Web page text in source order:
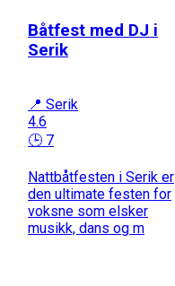
Båtfest med DJ i
Serik
📍 Serik
4.6
🕒 7
Nattbåtfesten i Serik er
den ultimate festen for
voksne som elsker
musikk, dans og m